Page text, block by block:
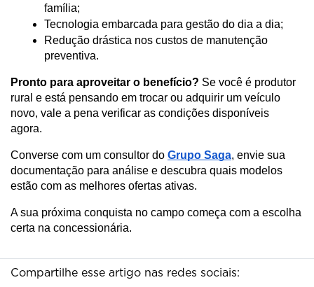
família;
Tecnologia embarcada para gestão do dia a dia;
Redução drástica nos custos de manutenção
preventiva.
Pronto para aproveitar o benefício? Se você é produtor
rural e está pensando em trocar ou adquirir um veículo
novo, vale a pena verificar as condições disponíveis
agora.
Converse com um consultor do Grupo Saga, envie sua
documentação para análise e descubra quais modelos
estão com as melhores ofertas ativas.
A sua próxima conquista no campo começa com a escolha
certa na concessionária.
Compartilhe esse artigo nas redes sociais: